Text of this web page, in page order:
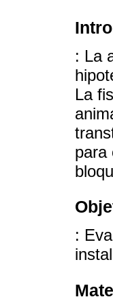
: La
La
para
: